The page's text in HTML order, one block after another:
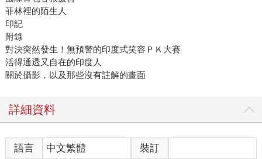
菲林裡的陌生人
印記
附錄
對決突然發生！無預警的印度式笑容ＰＫ大賽
活得通透又自在的印度人
關於攝影，以及那些沒有註解的畫面
詳細資料
語言 中文繁體
裝訂